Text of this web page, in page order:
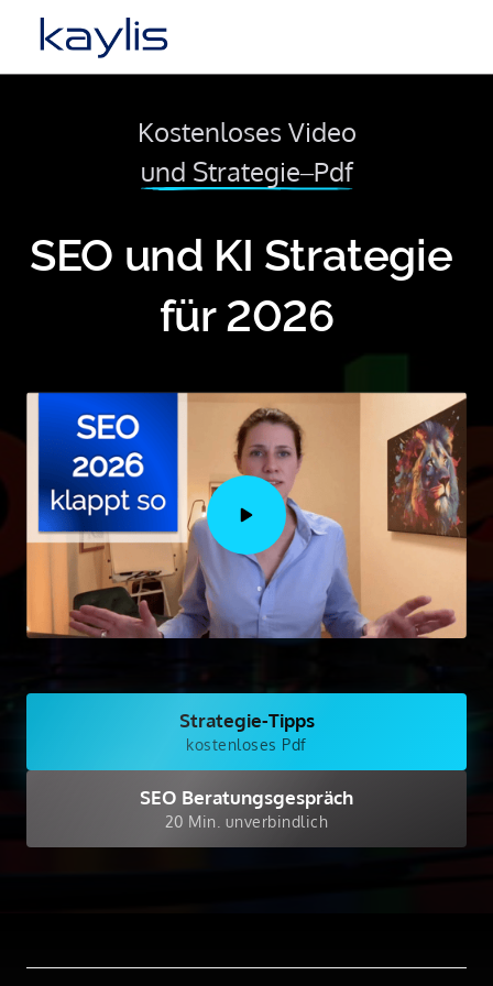
Kostenloses Video
und Strategie‒Pdf
SEO und KI Strategie
für 2026
Strategie-Tipps
kostenloses Pdf
SEO Beratungsgespräch
20 Min. unverbindlich